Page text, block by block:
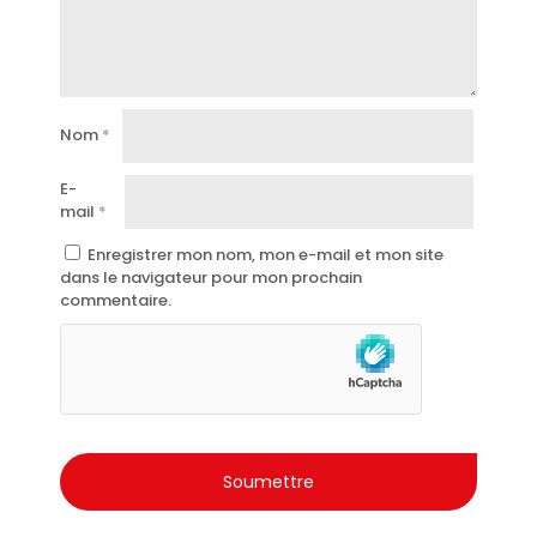
Nom *
E-
mail *
Enregistrer mon nom, mon e-mail et mon site
dans le navigateur pour mon prochain
commentaire.